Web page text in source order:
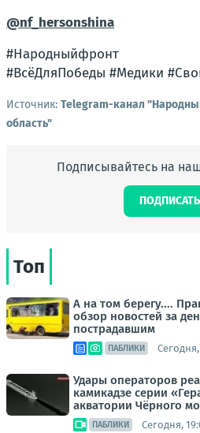
@nf_hersonshina
#Народныйфронт
#ВсёДляПобеды #Медики
Источник: Telegram-канал
область"
Подписывайтесь на
Топ
А на том берегу....
обзор новостей за
пострадавшим
ПАБЛИКИ Сегодня,
Удары операторов
камикадзе серии
акватории Чёрного
ПАБЛИКИ Сегодня,